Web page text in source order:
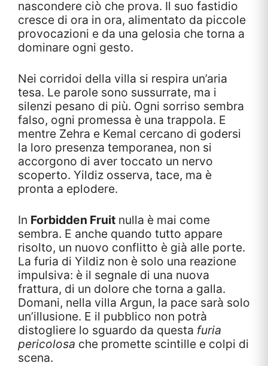
nascondere ciò che prova. Il suo fastidio
cresce di ora in ora, alimentato da piccole
provocazioni e da una gelosia che torna a
dominare ogni gesto.
Nei corridoi della villa si respira un’aria
tesa. Le parole sono sussurrate, ma i
silenzi pesano di più. Ogni sorriso sembra
falso, ogni promessa è una trappola. E
mentre Zehra e Kemal cercano di godersi
la loro presenza temporanea, non si
accorgono di aver toccato un nervo
scoperto. Yildiz osserva, tace, ma è
pronta a eplodere.
In Forbidden Fruit nulla è mai come
sembra. E anche quando tutto appare
risolto, un nuovo conflitto è già alle porte.
La furia di Yildiz non è solo una reazione
impulsiva: è il segnale di una nuova
frattura, di un dolore che torna a galla.
Domani, nella villa Argun, la pace sarà solo
un’illusione. E il pubblico non potrà
distogliere lo sguardo da questa furia
pericolosa che promette scintille e colpi di
scena.